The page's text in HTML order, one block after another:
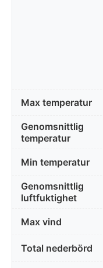
Max temperatur
Genomsnittlig
temperatur
Min temperatur
Genomsnittlig
luftfuktighet
Max vind
Total nederbörd